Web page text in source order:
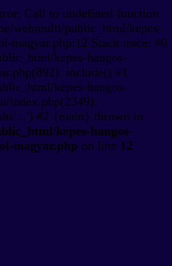
Call to undefined function
webmulti/public_html/kepes-
magyar.php:12 Stack trace: #0
kepes-hangos-
include() #1
kepes-hangos-
index.php(2349):
...') #2 {main} thrown in
kepes-hangos-
magyar.php on line 12